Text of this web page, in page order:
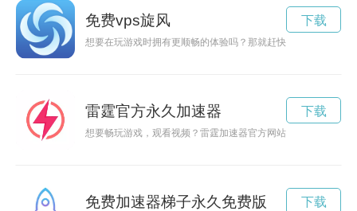
免费vps旋风
想要在玩游戏时拥有更顺畅的体验吗？那就赶快下载雷神加速
下载
雷霆官方永久加速器
想要畅玩游戏，观看视频？雷霆加速器官方网站为您提供网络
下载
免费加速器梯子永久免费版 下载